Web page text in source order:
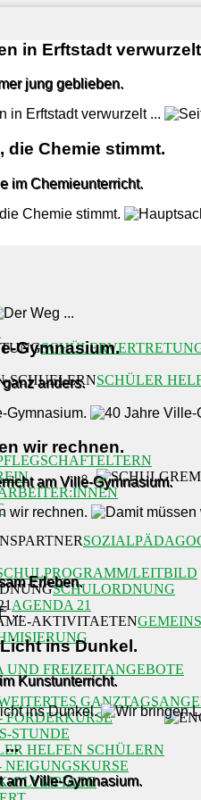
in Erftstadt
jung geblieben.
die Chemie stimmt.
im Chemieunterricht.
Gymnasium.
anders.
wir rechnen.
am Ville-Gymnasium.
Erleben.
ins Dunkel.
Kunstunterricht.
...
am Ville-Gymnasium.
SCHÜLER
ELTERN
LEITBILD
SCHULORDNUNG
AGENDA 21
UND FREIZEITANGEBOTE
FÖRDERKURSE
STUNDE
HELFEN SCHÜLERN
NEIGUNGSKURSE
OLYMPIADE